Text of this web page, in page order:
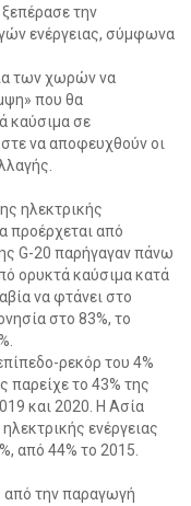
την
ενέργειας, σύμφωνα
των χωρών να
που θα
καύσιμα σε
να αποφευχθούν οι
ηλεκτρικής
προέρχεται από
G-20 παρήγαγαν πάνω
ορυκτά καύσιμα κατά
να φτάνει στο
στο 83%, το
ρεκόρ του 4%
παρείχε το 43% της
και 2020. Η Ασία
ενέργειας
από 44% το 2015.
από την παραγωγή